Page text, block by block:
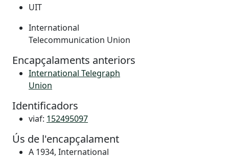
UIT
International
Telecommunication Union
Encapçalaments anteriors
International Telegraph
Union
Identificadors
viaf: 152495097
Ús de l'encapçalament
A 1934, International